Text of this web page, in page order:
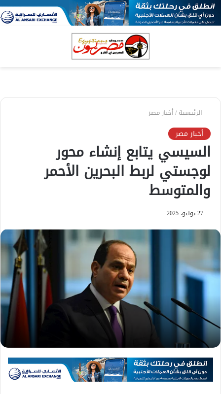
الرئيسية/أخبار مصر
أخبار مصر
السيسي يتابع إنشاء محور
لوجستي لربط البحرين الأحمر
والمتوسط
27 يوليو، 2025